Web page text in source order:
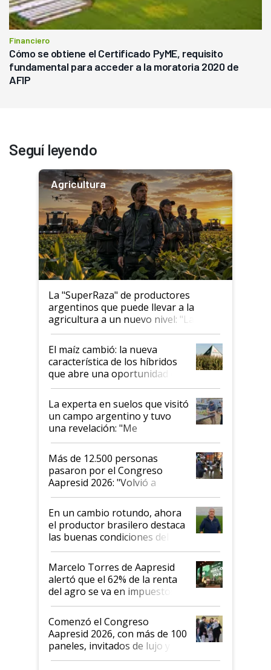
Financiero
Cómo se obtiene el Certificado PyME, requisito
fundamental para acceder a la moratoria 2020 de
AFIP
Seguí leyendo
Agricultura
La "SuperRaza" de productores
argentinos que puede llevar a la
agricultura a un nuevo nivel: "Las
posibilidades de crecimiento son
infinitas"
El maíz cambió: la nueva
característica de los híbridos
que abre una oportunidad en
el lote
La experta en suelos que visitó
un campo argentino y tuvo
una revelación: "Me
impresionó mucho"
Más de 12.500 personas
pasaron por el Congreso
Aapresid 2026: "Volvió a
demostrar que hablar del
suelo es hablar de todo el
sistema productivo"
En un cambio rotundo, ahora
el productor brasilero destaca
las buenas condiciones del
agro argentino para invertir:
"Los veo más motivados"
Marcelo Torres de Aapresid
alertó que el 62% de la renta
del agro se va en impuestos:
"No es bueno que en
Argentina se sigan discutiendo
las mismas cosas de hace 50
años"
Comenzó el Congreso
Aapresid 2026, con más de 100
paneles, invitados de lujo y
todas las tendencias